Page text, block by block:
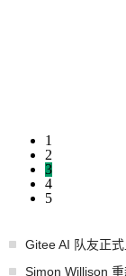
1
2
3
4
5
Gitee AI 队友正
Simon Willison